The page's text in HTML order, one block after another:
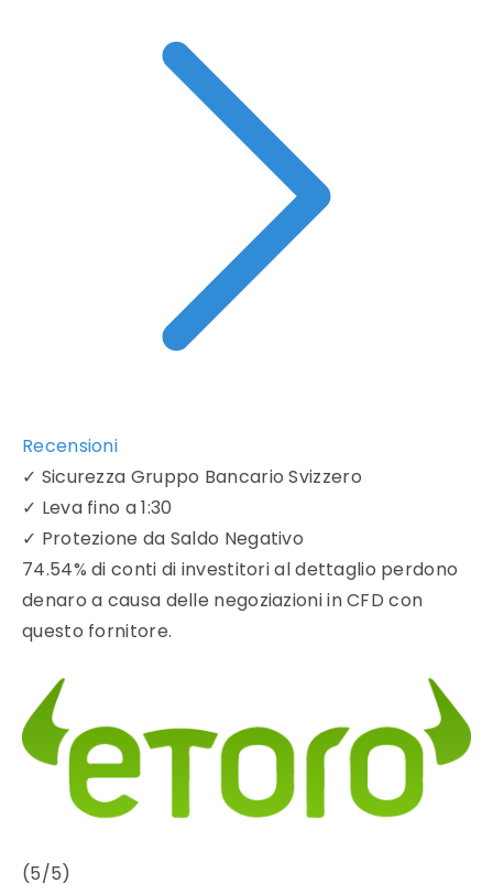
Recensioni
✓ Sicurezza Gruppo Bancario Svizzero
✓ Leva fino a 1:30
✓ Protezione da Saldo Negativo
74.54% di conti di investitori al dettaglio perdono
denaro a causa delle negoziazioni in CFD con
questo fornitore.
(5/5)